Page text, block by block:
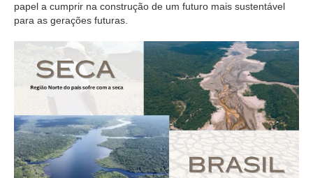
papel a cumprir na construção de um futuro mais sustentável
para as gerações futuras.